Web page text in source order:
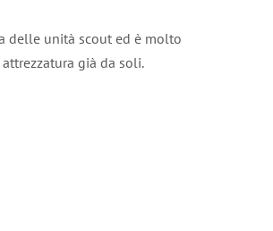
delle unità scout ed è molto
già da soli.